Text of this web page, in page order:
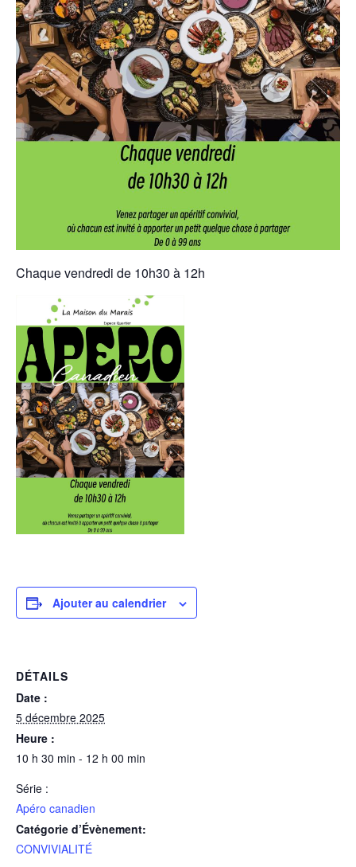
Chaque vendredi de 10h30 à 12h
Ajouter au calendrier
DÉTAILS
Date :
5 décembre 2025
Heure :
10 h 30 min - 12 h 00 min
Série :
Apéro canadien
Catégorie d’Évènement:
CONVIVIALITÉ